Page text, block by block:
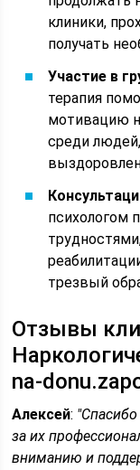
клиники,
получать
Участие в
терапия
мотивацию
среди
психологом
трезвый
Отзывы
na-
Алексей:
за их
вниманию и